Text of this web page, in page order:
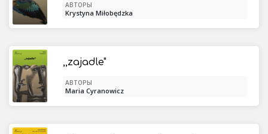
АВТОРЫ
Krystyna Miłobędzka
,,zajadle"
АВТОРЫ
Maria Cyranowicz